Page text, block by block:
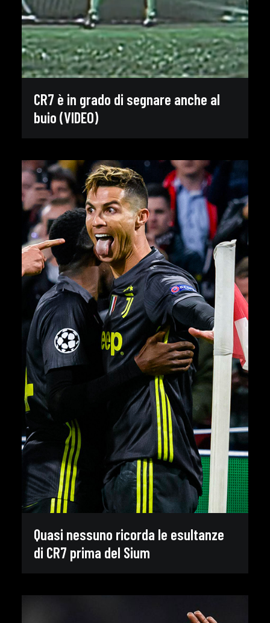
CR7 è in grado di segnare anche al
buio (VIDEO)
Quasi nessuno ricorda le esultanze
di CR7 prima del Sium